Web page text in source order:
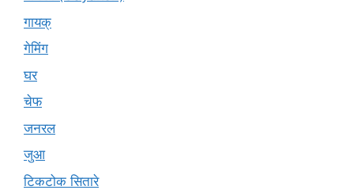
गायक्
गेमिंग
घर
चेफ
जनरल
जुआ
टिकटोक सितारे